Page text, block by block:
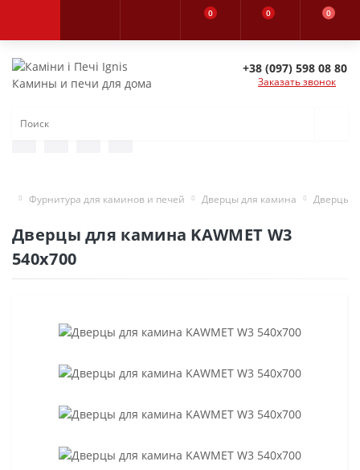
0 0 0
Камины и печи для дома
+38 (097) 598 08 80
Заказать звонок
Фурнитура для каминов и печей Дверцы для камина Дверцы
Дверцы для камина KAWMET W3
540x700